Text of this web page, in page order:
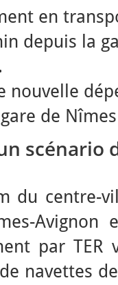
en
depuis la
nouvelle
de
scénario
du centre-
par TER
navettes